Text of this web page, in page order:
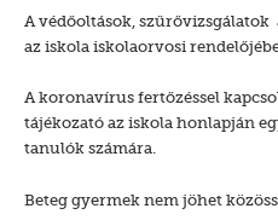
A védőoltások,
az iskola iskolaorvosi
A koronavírus fertőzéssel
tájékozató az iskola honlapján
tanulók számára.
Beteg gyermek nem jöhet